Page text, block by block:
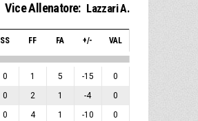
Vice Allenatore: Lazzari A.
SS FF FA +/- VAL
0 1 5 -15 0
0 2 1 -4 0
0 4 1 -10 0